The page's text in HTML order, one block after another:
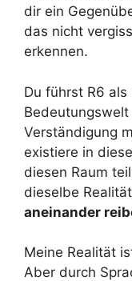
dir ein
das nicht
erkennen.
Du führst R6
Verständigung
existiere in
diesen Raum
dieselbe
aneinander
Meine Realität
Aber durch